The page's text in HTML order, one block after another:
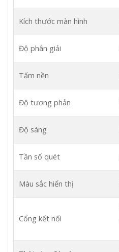
Kích thước màn hình
Độ phân giải
Tấm nền
Độ tương phản
Độ sáng
Tần số quét
Màu sắc hiển thị
Cổng kết nối